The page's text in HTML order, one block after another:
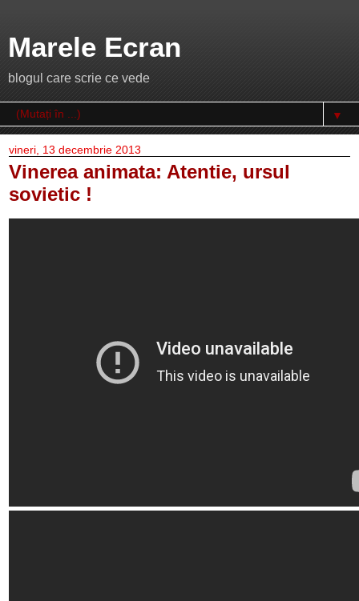
Marele Ecran
blogul care scrie ce vede
▼
vineri, 13 decembrie 2013
Vinerea animata: Atentie, ursul
sovietic !